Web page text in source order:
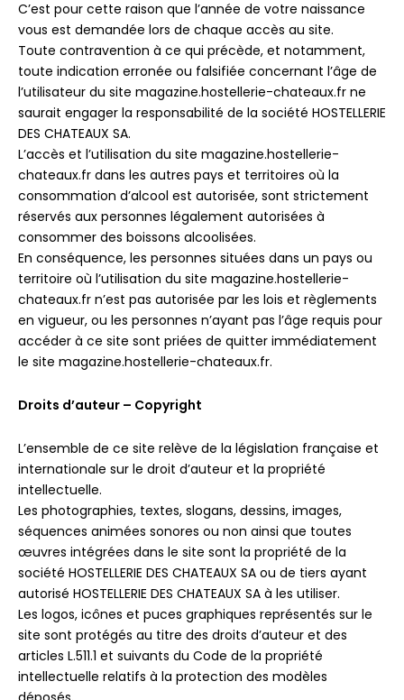
C’est pour cette raison que l’année de votre naissance
vous est demandée lors de chaque accès au site.
Toute contravention à ce qui précède, et notamment,
toute indication erronée ou falsifiée concernant l’âge de
l’utilisateur du site magazine.hostellerie-chateaux.fr ne
saurait engager la responsabilité de la société HOSTELLERIE
DES CHATEAUX SA.
L’accès et l’utilisation du site magazine.hostellerie-
chateaux.fr dans les autres pays et territoires où la
consommation d’alcool est autorisée, sont strictement
réservés aux personnes légalement autorisées à
consommer des boissons alcoolisées.
En conséquence, les personnes situées dans un pays ou
territoire où l’utilisation du site magazine.hostellerie-
chateaux.fr n’est pas autorisée par les lois et règlements
en vigueur, ou les personnes n’ayant pas l’âge requis pour
accéder à ce site sont priées de quitter immédiatement
le site magazine.hostellerie-chateaux.fr.
Droits d’auteur – Copyright
L’ensemble de ce site relève de la législation française et
internationale sur le droit d’auteur et la propriété
intellectuelle.
Les photographies, textes, slogans, dessins, images,
séquences animées sonores ou non ainsi que toutes
œuvres intégrées dans le site sont la propriété de la
société HOSTELLERIE DES CHATEAUX SA ou de tiers ayant
autorisé HOSTELLERIE DES CHATEAUX SA à les utiliser.
Les logos, icônes et puces graphiques représentés sur le
site sont protégés au titre des droits d’auteur et des
articles L.511.1 et suivants du Code de la propriété
intellectuelle relatifs à la protection des modèles